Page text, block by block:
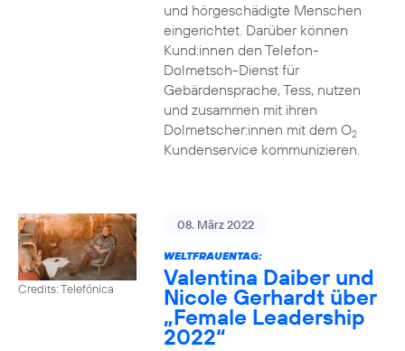
und hörgeschädigte Menschen
eingerichtet. Darüber können
Kund:innen den Telefon-
Dolmetsch-Dienst für
Gebärdensprache, Tess, nutzen
und zusammen mit ihren
Dolmetscher:innen mit dem O2
Kundenservice kommunizieren.
Credits: Telefónica
08. März 2022
WELTFRAUENTAG:
Valentina Daiber und
Nicole Gerhardt über
„Female Leadership
2022“